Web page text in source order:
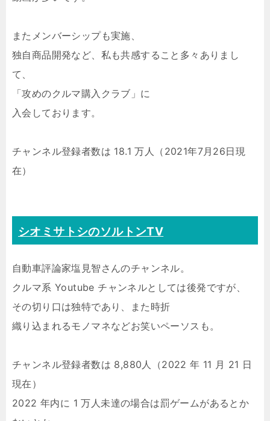
またメンバーシップも実施、
独自商品開発など、私も共感すること多々ありまし
て、
「攻めのクルマ購入クラブ」に
入会しております。
チャンネル登録者数は 18.1 万人（2021年7月26日現
在）
シオミサトシのソルトンTV
自動車評論家塩見智さんのチャンネル。
クルマ系 Youtube チャンネルとしては後発ですが、
その切り口は独特であり、また時折
織り込まれるモノマネなどお笑いペーソスも。
チャンネル登録者数は 8,880人（2022 年 11 月 21 日
現在）
2022 年内に 1 万人未達の場合は罰ゲームがあるとか